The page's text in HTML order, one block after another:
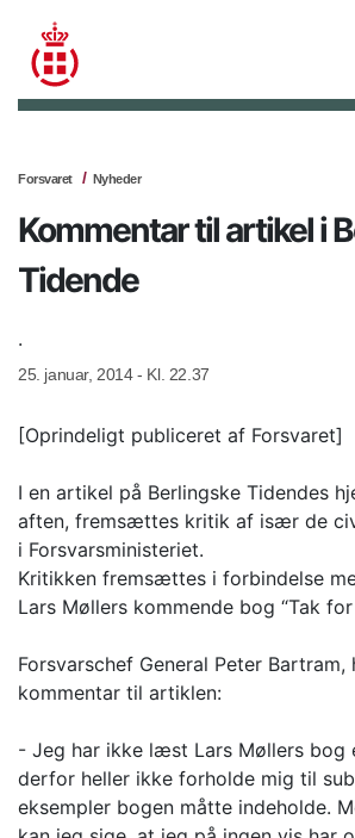
Forsvaret Nyheder
Kommentar til artikel i
Tidende
.
25. januar, 2014 - Kl. 22.37
[Oprindeligt publiceret af Forsvaret]
I en artikel på Berlingske Tidendes
aften, fremsættes kritik af især de
i Forsvarsministeriet.
Kritikken fremsættes i forbindelse
Lars Møllers kommende bog “Tak for
Forsvarschef General Peter
kommentar til artiklen:
- Jeg har ikke læst Lars Møllers bog
derfor heller ikke forholde mig til
eksempler bogen måtte indeholde.